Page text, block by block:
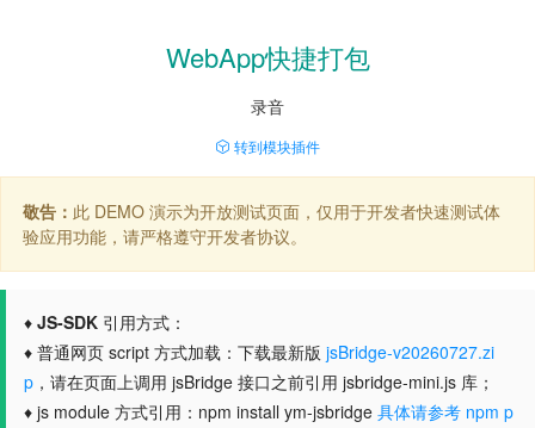
WebApp快捷打包
录音
转到模块插件
敬告： 此 DEMO 演示为开放测试页面，仅用于开发者快速测试体
验应用功能，请严格遵守开发者协议。
♦ JS-SDK 引用方式：
♦ 普通网页 script 方式加载：下载最新版 jsBridge-v20260727.zi
p ，请在页面上调用 jsBridge 接口之前引用 jsbridge-mini.js 库；
♦ js module 方式引用：npm install ym-jsbridge 具体请参考 npm p